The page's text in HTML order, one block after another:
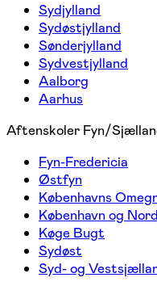
Sydjylland
Sydøstjylland
Sønderjylland
Sydvestjylland
Aalborg
Aarhus
Aftenskoler Fyn/
Fyn-Fredericia
Østfyn
Københavns
København og
Køge Bugt
Sydøst
Syd- og